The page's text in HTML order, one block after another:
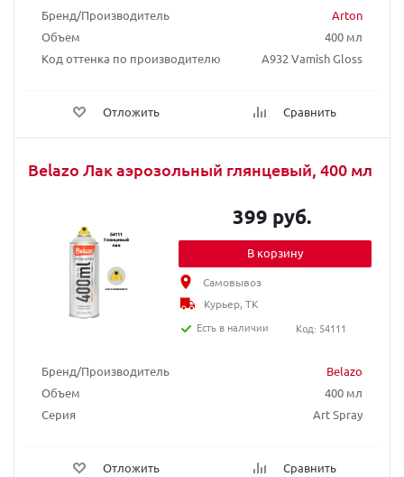
Бренд/Производитель
Arton
Объем
400 мл
Код оттенка по производителю
A932 Vamish Gloss
Отложить Сравнить
Belazo Лак аэрозольный глянцевый, 400 мл
Бренд/Производитель
Belazo
Объем
400 мл
Серия
Art Spray
Отложить Сравнить
399 руб.
В корзину
Самовывоз
Курьер, ТК
Есть в наличии
Код: 54111